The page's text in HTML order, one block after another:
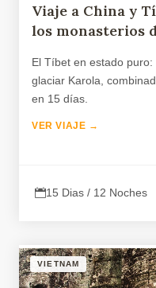
Viaje a China y
los monasterios
El Tíbet en estado
glaciar Karola,
en 15 días.
VER VIAJE →
15 Dias / 12 Noches
VIETNAM